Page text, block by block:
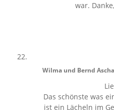
war.
Wilma und Bernd
Das schönste was
ist ein Lächeln im